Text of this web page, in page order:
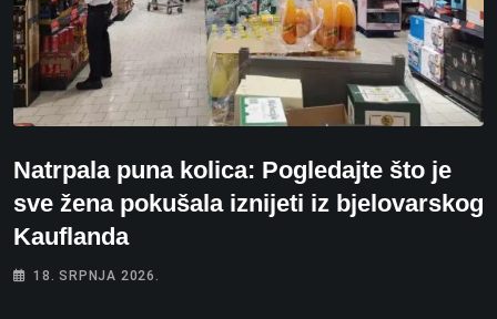
Natrpala puna kolica: Pogledajte što je
sve žena pokušala iznijeti iz bjelovarskog
Kauflanda
18. SRPNJA 2026.